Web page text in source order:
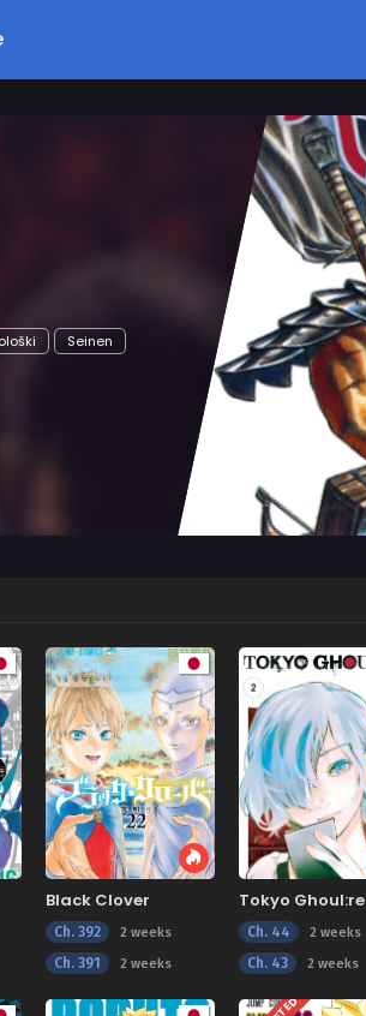
Black Clover
Ch. 392 2 weeks
Ch. 391 2 weeks
Tokyo Ghoul:re
Ch. 44 2 weeks
Ch. 43 2 weeks